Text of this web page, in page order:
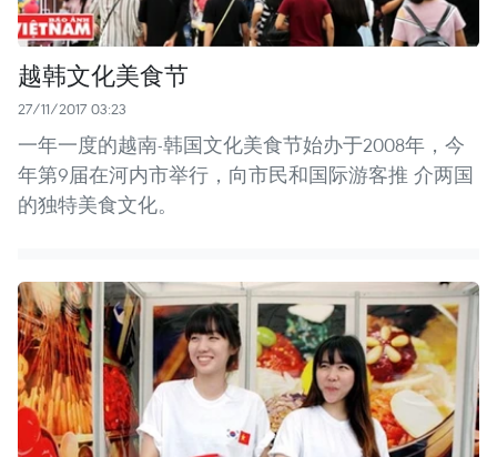
越韩文化美食节
27/11/2017 03:23
一年一度的越南-韩国文化美食节始办于2008年，今
年第9届在河内市举行，向市民和国际游客推 介两国
的独特美食文化。